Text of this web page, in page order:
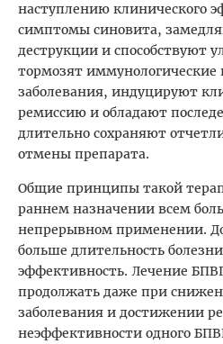
наступлению клинического
симптомы синовита,
деструкции и способствуют
тормозят иммунологические
заболевания, индуцируют
ремиссию и обладают
длительно сохраняют
отмены препарата.
Общие принципы такой
раннем назначении всем
непрерывном применении.
больше длительность
эффективность. Лечение
продолжать даже при
заболевания и достижении
неэффективности одного